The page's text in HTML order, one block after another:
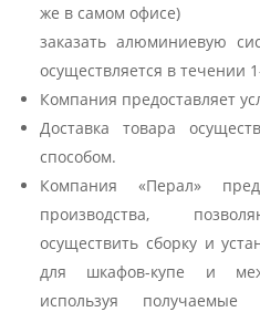
же в самом офисе)
заказать алюминиевую
осуществляется в течении
Компания предоставляет
Доставка товара
способом.
Компания «Перал»
производства,
осуществить сборку и
для шкафов-купе и
используя